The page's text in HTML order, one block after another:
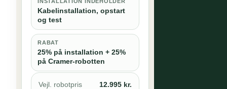
Kabelinstallation, opstart
og test
RABAT
25% på installation + 25%
på Cramer-robotten
Vejl. robotpris
12.995 kr.